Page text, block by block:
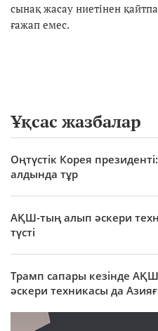
сынақ жасау ниетінен
ғажап емес.
Ұқсас жазбалар
Оңтүстік Корея
алдында тұр
АҚШ-тың алып әскери
түсті
Трамп сапары кезінде
әскери техникасы да